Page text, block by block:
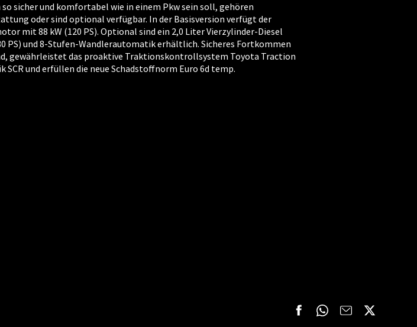
sicher und komfortabel wie in einem Pkw sein soll, gehören
oder sind optional verfügbar. In der Basisversion verfügt der
mit 88 kW (120 PS). Optional sind ein 2,0 Liter Vierzylinder-Diesel
PS) und 8-Stufen-Wandlerautomatik erhältlich. Sicheres Fortkommen
gewährleistet das proaktive Traktionskontrollsystem Toyota Traction
und erfüllen die neue Schadstoffnorm Euro 6d temp.